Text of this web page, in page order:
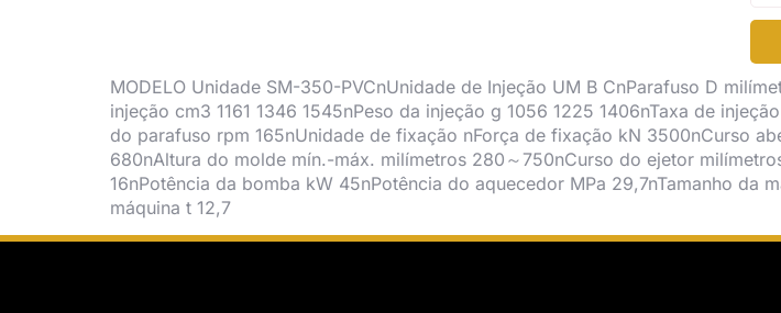
MODELO Unidade SM-350-PVCnUnidade de Injeção UM B CnParafuso D
injeção cm3 1161 1346 1545nPeso da injeção g 1056 1225 1406nTaxa de
do parafuso rpm 165nUnidade de fixação nForça de fixação kN 3500nCurso
680nAltura do molde mín.-máx. milímetros 280～750nCurso do ejetor
16nPotência da bomba kW 45nPotência do aquecedor MPa 29,7nTamanho da
máquina t 12,7